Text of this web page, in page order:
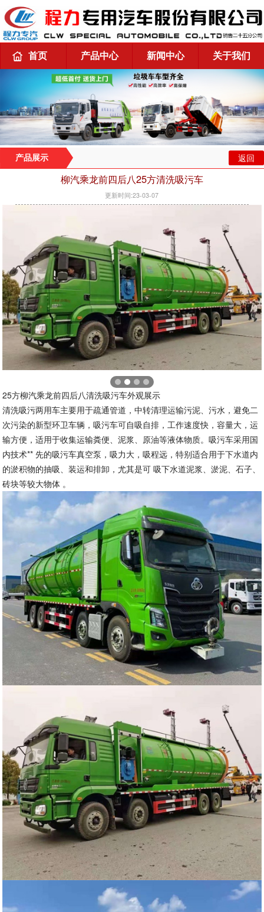
首页 产品中心 新闻中心 关于我们
产品展示 返回
柳汽乘龙前四后八25方清洗吸污车
更新时间:23-03-07
25方柳汽乘龙前四后八清洗吸污车外观展示
清洗吸污两用车主要用于疏通管道，中转清理运输污泥、污水，避免二
次污染的新型环卫车辆，吸污车可自吸自排，工作速度快，容量大，运
输方便，适用于收集运输粪便、泥浆、原油等液体物质。吸污车采用国
内技术** 先的吸污车真空泵，吸力大，吸程远，特别适合用于下水道内
的淤积物的抽吸、装运和排卸，尤其是可 吸下水道泥浆、淤泥、石子、
砖块等较大物体 。